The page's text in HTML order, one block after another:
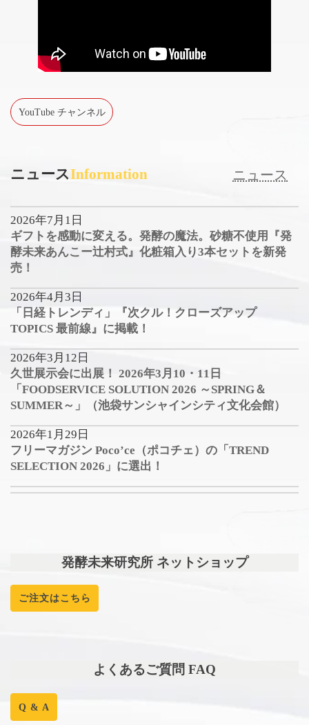
YouTube チャンネル
ニュースInformation ニュース
2026年7月1日
ギフトを感動に変える。発酵の魔法。砂糖不使用『発
酵未来あんこー辻村式』化粧箱入り3本セットを新発
売！
2026年4月3日
「日経トレンディ」『次クル！クローズアップ
TOPICS 最前線』に掲載！
2026年3月12日
久世展示会に出展！ 2026年3月10・11日
「FOODSERVICE SOLUTION 2026 ～SPRING＆
SUMMER～」（池袋サンシャインシティ文化会館）
2026年1月29日
フリーマガジン Poco’ce（ポコチェ）の「TREND
SELECTION 2026」に選出！
発酵未来研究所 ネットショップ
ご注文はこちら
よくあるご質問 FAQ
Q & A